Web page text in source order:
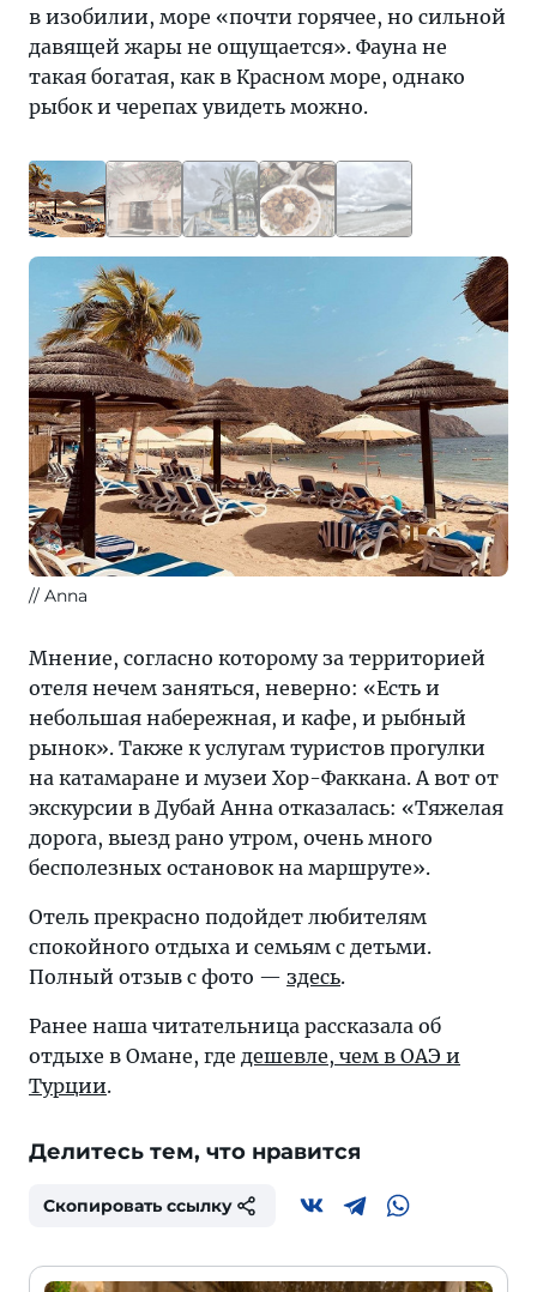
в изобилии, море «почти горячее, но сильной
давящей жары не ощущается». Фауна не
такая богатая, как в Красном море, однако
рыбок и черепах увидеть можно.
// Anna
Мнение, согласно которому за территорией
отеля нечем заняться, неверно: «Есть и
небольшая набережная, и кафе, и рыбный
рынок». Также к услугам туристов прогулки
на катамаране и музеи Хор-Факкана. А вот от
экскурсии в Дубай Анна отказалась: «Тяжелая
дорога, выезд рано утром, очень много
бесполезных остановок на маршруте».
Отель прекрасно подойдет любителям
спокойного отдыха и семьям с детьми.
Полный отзыв с фото — здесь.
Ранее наша читательница рассказала об
отдыхе в Омане, где дешевле, чем в ОАЭ и
Турции.
Делитесь тем, что нравится
Скопировать ссылку